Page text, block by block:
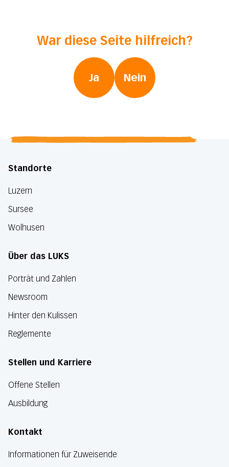
War diese Seite hilfreich?
Ja Nein
Standorte
Luzern
Sursee
Wolhusen
Über das LUKS
Porträt und Zahlen
Newsroom
Hinter den Kulissen
Reglemente
Stellen und Karriere
Offene Stellen
Ausbildung
Kontakt
Informationen für Zuweisende